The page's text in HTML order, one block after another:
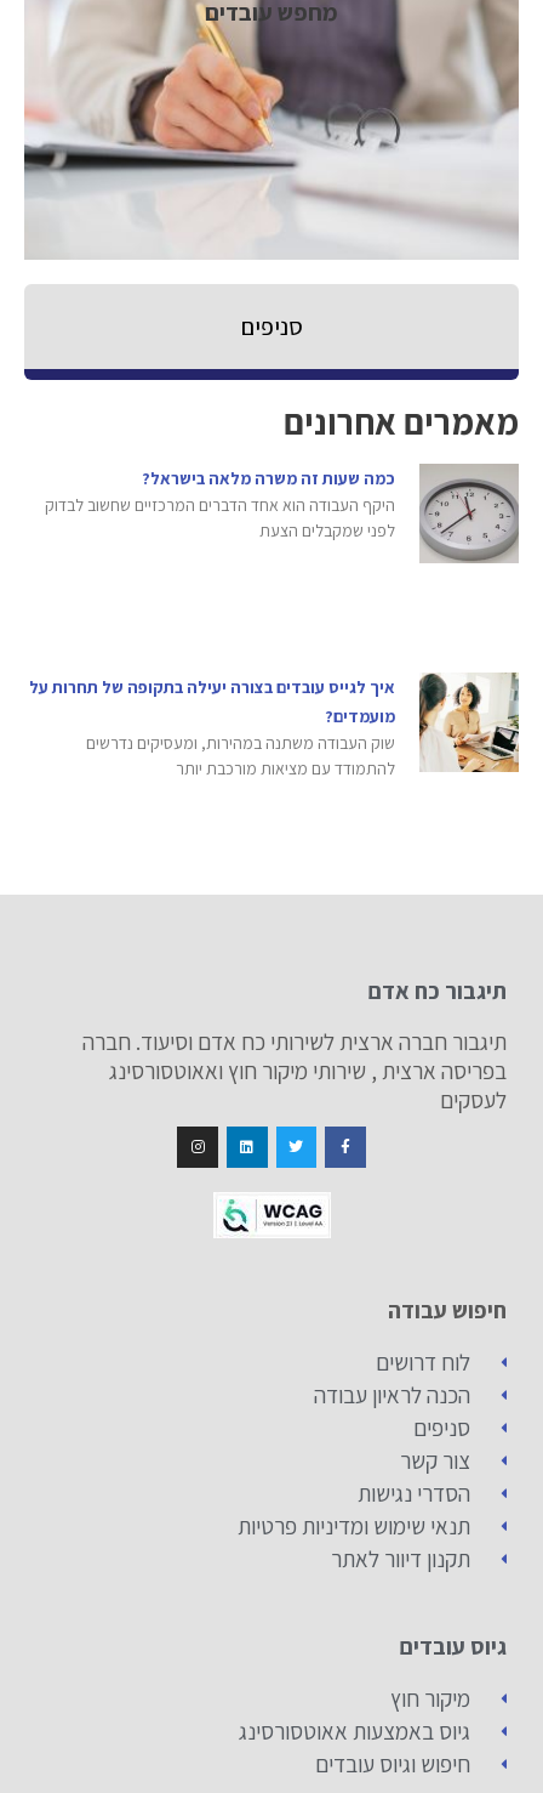
מחפש עובדים
סניפים
מאמרים אחרונים
כמה שעות זה משרה מלאה בישראל?
היקף העבודה הוא אחד הדברים המרכזיים שחשוב לבדוק
לפני שמקבלים הצעת
איך לגייס עובדים בצורה יעילה בתקופה של תחרות על
מועמדים?
שוק העבודה משתנה במהירות, ומעסיקים נדרשים
להתמודד עם מציאות מורכבת יותר
תיגבור כח אדם
תיגבור חברה ארצית לשירותי כח אדם וסיעוד. חברה
בפריסה ארצית , שירותי מיקור חוץ ואאוטסורסינג
לעסקים
חיפוש עבודה
לוח דרושים
הכנה לראיון עבודה
סניפים
צור קשר
הסדרי נגישות
תנאי שימוש ומדיניות פרטיות
תקנון דיוור לאתר
גיוס עובדים
מיקור חוץ
גיוס באמצעות אאוטסורסינג
חיפוש וגיוס עובדים